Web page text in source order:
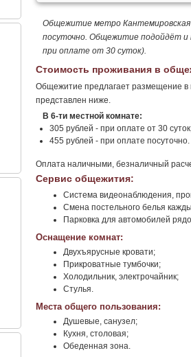
Общежитие метро Кантемировская
посуточно. Общежитие подойдёт и
при оплате от 30 суток).
Стоимость проживания в
Общежитие предлагает размещение в
представлен ниже.
В 6-ти местной комнате:
305 рублей - при оплате от 30
455 рублей - при оплате посуточно.
Оплата наличными, безналичный
Сервис общежития:
Система видеонаблюдения,
Смена постельного белья
Парковка для автомобилей
Оснащение комнат:
Двухъярусные кровати;
Прикроватные тумбочки;
Холодильник, электрочайник;
Стулья.
Места общего пользования:
Душевые, санузел;
Кухня, столовая;
Обеденная зона.